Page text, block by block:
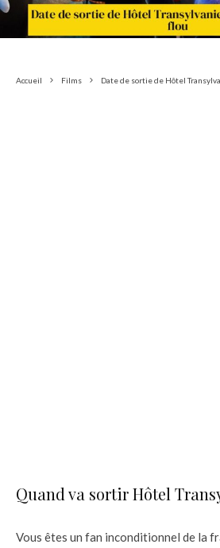
Accueil Films Date de sortie de Hôtel
Quand va sortir Hôtel
Vous êtes un fan inconditionnel de la